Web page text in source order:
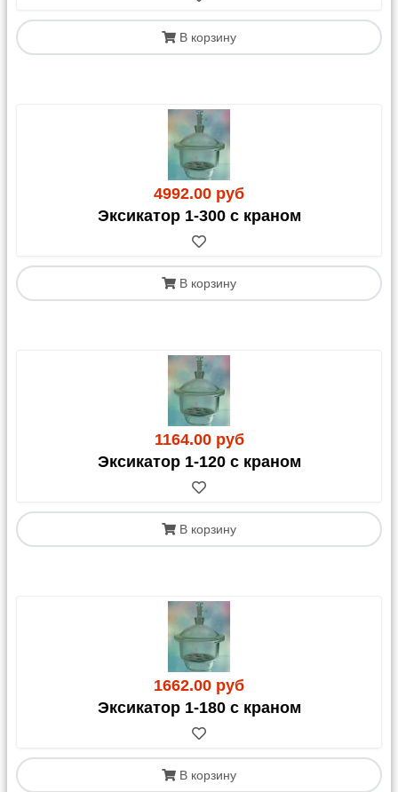
В корзину
4992.00 руб
Эксикатор 1-300 с краном
В корзину
1164.00 руб
Эксикатор 1-120 с краном
В корзину
1662.00 руб
Эксикатор 1-180 с краном
В корзину